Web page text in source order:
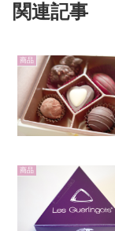
関連記事
商品
商品